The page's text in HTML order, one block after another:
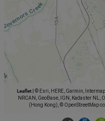
Leaflet
© Esri, HERE, Garmin,
NRCAN, GeoBase, IGN, Kadaster NL,
(Hong Kong), © OpenStreetMap